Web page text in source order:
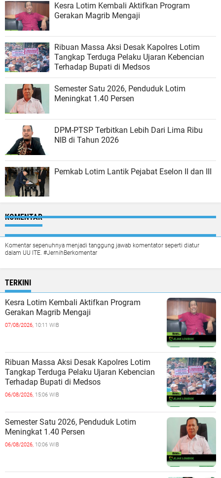
Kesra Lotim Kembali Aktifkan Program
Gerakan Magrib Mengaji
Ribuan Massa Aksi Desak Kapolres Lotim
Tangkap Terduga Pelaku Ujaran Kebencian
Terhadap Bupati di Medsos
Semester Satu 2026, Penduduk Lotim
Meningkat 1.40 Persen
DPM-PTSP Terbitkan Lebih Dari Lima Ribu
NIB di Tahun 2026
Pemkab Lotim Lantik Pejabat Eselon II dan III
KOMENTAR
Komentar sepenuhnya menjadi tanggung jawab komentator seperti diatur
dalam UU ITE. #JernihBerkomentar
TERKINI
Kesra Lotim Kembali Aktifkan Program
Gerakan Magrib Mengaji
07/08/2026, 10:11 WIB
Ribuan Massa Aksi Desak Kapolres Lotim
Tangkap Terduga Pelaku Ujaran Kebencian
Terhadap Bupati di Medsos
06/08/2026, 15:06 WIB
Semester Satu 2026, Penduduk Lotim
Meningkat 1.40 Persen
06/08/2026, 10:06 WIB